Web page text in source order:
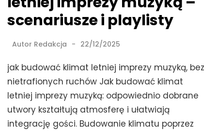
scenariusze i playlisty
Autor Redakcja 22/12/2025
jak budować klimat letniej imprezy muzyką, bez
nietrafionych ruchów Jak budować klimat
letniej imprezy muzyką: odpowiednio dobrane
utwory kształtują atmosferę i ułatwiają
integrację gości. Budowanie klimatu poprzez